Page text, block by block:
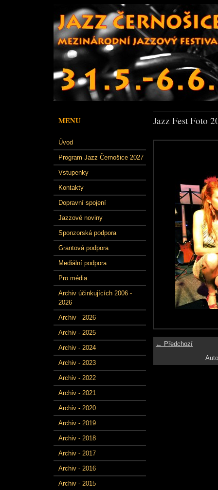
MENU
Úvod
Program Jazz Černošice 2027
Vstupenky
Kontakty
Dopravní spojení
Jazzové noviny
Sponzorská podpora
Grantová podpora
Mediální podpora
Pro média
Archiv účinkujících 2006 -
2026
Archiv - 2026
Archiv - 2025
Archiv - 2024
Archiv - 2023
Archiv - 2022
Archiv - 2021
Archiv - 2020
Archiv - 2019
Archiv - 2018
Archiv - 2017
Archiv - 2016
Archiv - 2015
Jazz Fest Foto
← Předchozí